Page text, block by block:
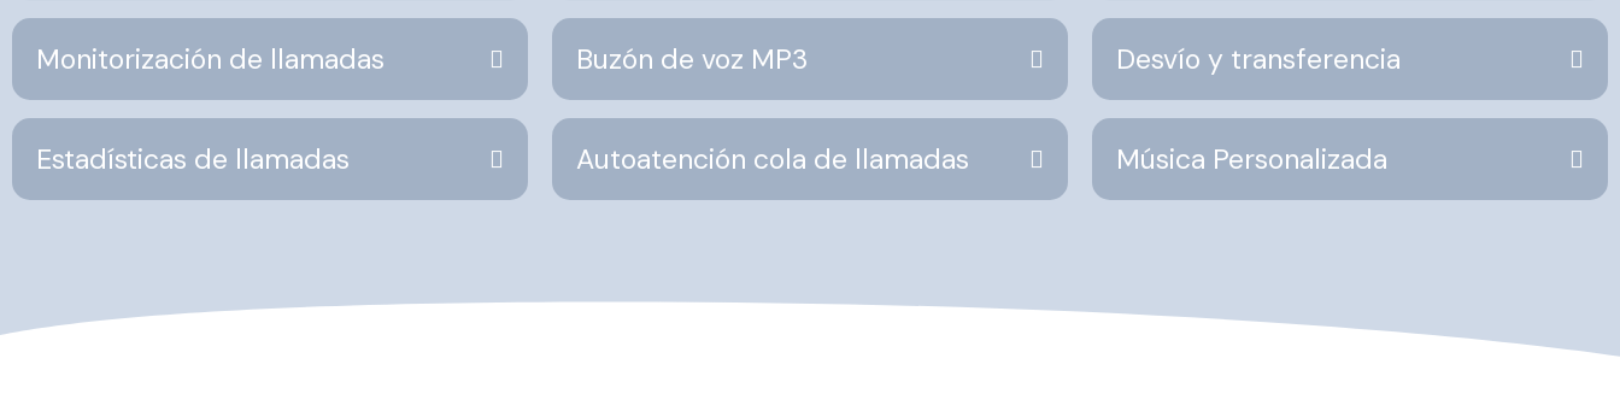
Monitorización de llamadas
Estadísticas de llamadas
Buzón de voz MP3
Autoatención cola de llamadas
Desvío y transferencia
Música Personalizada